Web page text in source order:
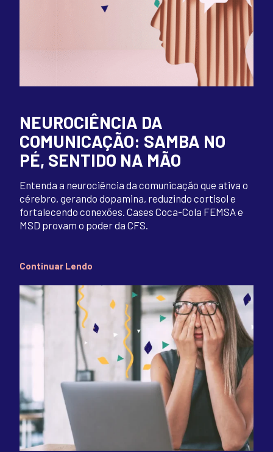
NEUROCIÊNCIA DA
COMUNICAÇÃO: SAMBA NO
PÉ, SENTIDO NA MÃO
Entenda a neurociência da comunicação que ativa o
cérebro, gerando dopamina, reduzindo cortisol e
fortalecendo conexões. Cases Coca-Cola FEMSA e
MSD provam o poder da CFS.
Continuar Lendo